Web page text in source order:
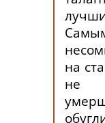
на
не